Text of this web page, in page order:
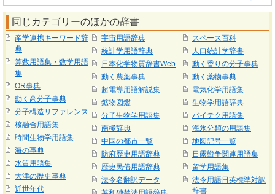
同じカテゴリーのほかの辞書
産学連携キーワード辞
典
算数用語集・数学用語
集
OR事典
動く高分子事典
分子構造リファレンス
核融合用語集
時間生物学用語集
海の事典
水質用語集
大津の歴史事典
近世年代
宇宙用語辞典
統計学用語辞典
日本化学物質辞書Web
動く農薬事典
超電導用語解説集
鉱物図鑑
分子生物学用語集
南極辞典
中国の都市一覧
防府歴史用語辞典
歴史民俗用語辞典
法令名翻訳データ
スペース百科
人口統計学辞書
動く香りの分子事典
動く薬物事典
電気化学用語集
生物学用語辞典
バイテク用語集
海氷分類の用語集
地図記号一覧
日露戦争関連用語集
留学用語集
法令用語日英標準対訳
辞書